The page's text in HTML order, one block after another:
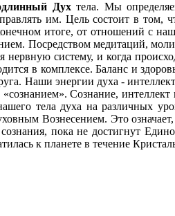
Духтела. Мы
им. Цель состоит в
итоге, от отношений с
Посредством медитаций,
нервную систему, и когда
в комплексе. Баланс и
Наши энергии духа -
Сознание,
тела духа на различных
Вознесением. Это
пока не достигнут
к планете в течение